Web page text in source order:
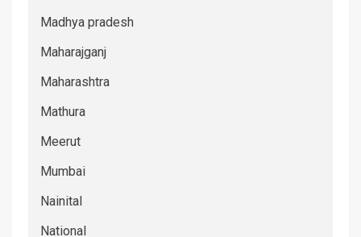
Madhya pradesh
Maharajganj
Maharashtra
Mathura
Meerut
Mumbai
Nainital
National